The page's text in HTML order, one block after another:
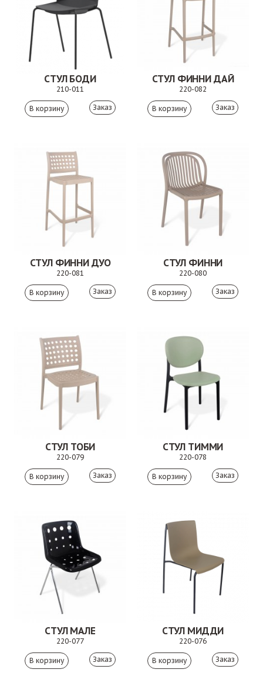
СТУЛ БОДИ
210-011
Заказ
СТУЛ ФИННИ ДАЙ
220-082
Заказ
СТУЛ ФИННИ ДУО
220-081
Заказ
СТУЛ ФИННИ
220-080
Заказ
СТУЛ ТОБИ
220-079
Заказ
СТУЛ ТИММИ
220-078
Заказ
СТУЛ МАЛЕ
220-077
Заказ
СТУЛ МИДДИ
220-076
Заказ